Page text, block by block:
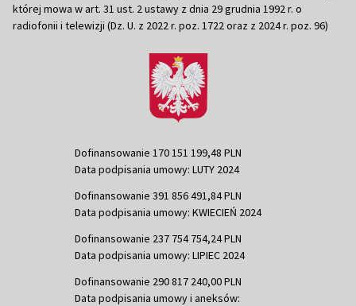
której mowa w art. 31 ust. 2 ustawy z dnia 29 grudnia 1992 r. o
radiofonii i telewizji (Dz. U. z 2022 r. poz. 1722 oraz z 2024 r. poz. 96)
Dofinansowanie 170 151 199,48 PLN
Data podpisania umowy: LUTY 2024
Dofinansowanie 391 856 491,84 PLN
Data podpisania umowy: KWIECIEŃ 2024
Dofinansowanie 237 754 754,24 PLN
Data podpisania umowy: LIPIEC 2024
Dofinansowanie 290 817 240,00 PLN
Data podpisania umowy i aneksów: